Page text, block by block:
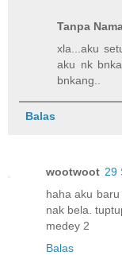
Tanpa
xla...aku
aku nk
bnkang..
Balas
wootwoot 29
haha aku
nak bela.
medey 2
Balas